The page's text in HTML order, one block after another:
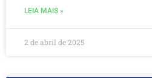
LEIA MAIS »
2 de abril de 2025